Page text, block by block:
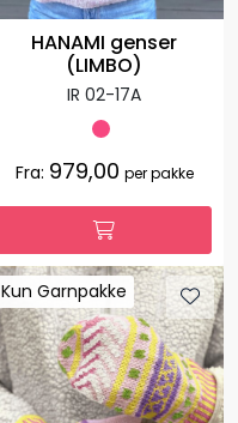
HANAMI genser
(LIMBO)
IR 02-17A
Fra: 979,00 per pakke
Kun Garnpakke
Kun Garnpakke